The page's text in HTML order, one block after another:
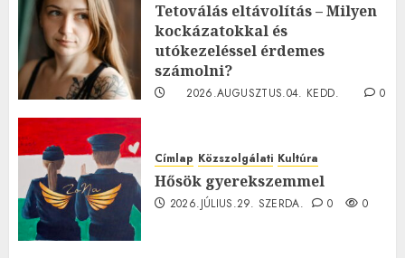
Tetoválás eltávolítás – Milyen
kockázatokkal és
utókezeléssel érdemes
számolni?
2026.AUGUSZTUS.04. KEDD.
0
Címlap Közszolgálati Kultúra
Hősök gyerekszemmel
2026.JÚLIUS.29. SZERDA. 0 0